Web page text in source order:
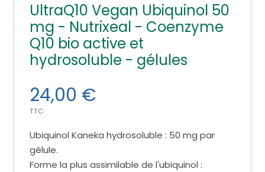
UltraQ10 Vegan Ubiquinol 50
mg - Nutrixeal - Coenzyme
Q10 bio active et
hydrosoluble - gélules
24,00 €
TTC
Ubiquinol Kaneka hydrosoluble : 50 mg par
gélule.
Forme la plus assimilable de l'ubiquinol :